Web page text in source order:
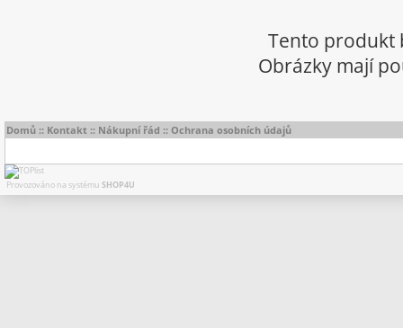
Tento produkt
Obrázky mají
Domů :: Kontakt :: Nákupní řád :: Ochrana osobních údajů
Provozováno na systému SHOP4U